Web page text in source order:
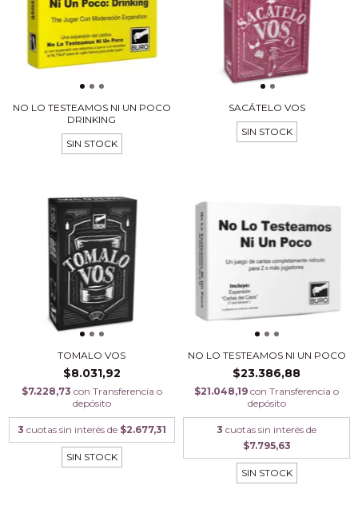
NO LO TESTEAMOS NI UN POCO
DRINKING
SIN STOCK
SACÁTELO VOS
SIN STOCK
TOMALO VOS
$8.031,92
$7.228,73 con Transferencia o
depósito
3 cuotas sin interés de $2.677,31
SIN STOCK
NO LO TESTEAMOS NI UN POCO
$23.386,88
$21.048,19 con Transferencia o
depósito
3 cuotas sin interés de
$7.795,63
SIN STOCK